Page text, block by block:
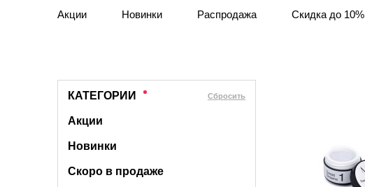
Акции Новинки Распродажа Скидка до 10%
КАТЕГОРИИ Cбросить
Акции
Новинки
Скоро в продаже